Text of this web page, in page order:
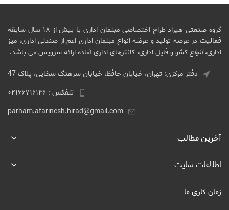
گروه صنعتی هیراد طراح اختصاصی مبلمان اداری با بیش از ۱۸ سال سابقه
فعالیت در عرصه تولید و عرضه انواع مبلمان اداری اعم از صندلی اداری، میز
اداری،انواعکشو و فایل اداری، کانترهای اداری آماده ارائه سرویس می باشد.
دفتر مرکزی: تهران، خیابان حافظ، خیابان سرهنگ سخایی، پلاک 47
تلفکس : ۰۲۱۶۶۷۱۶۱۴۶
parham.afarinesh.hirad@gmail.com
آخرین مطالب
اطلاعات سایت
زمان کاری ما